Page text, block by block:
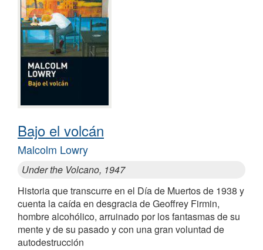
Bajo el volcán
Malcolm Lowry
Under the Volcano, 1947
Historia que transcurre en el Día de Muertos de 1938 y
cuenta la caída en desgracia de Geoffrey Firmin,
hombre alcohólico, arruinado por los fantasmas de su
mente y de su pasado y con una gran voluntad de
autodestrucción